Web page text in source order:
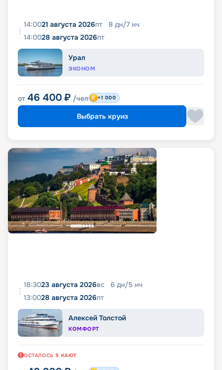
14:0021 августа 2026пт 8 дн/7 нч
14:0028 августа 2026пт
Урал
ЭКОНОМ
от 46 400 ₽ /чел +1 000
Выбрать круиз
18:3023 августа 2026вс 6 дн/5 нч
13:0028 августа 2026пт
Алексей Толстой
КОМФОРТ
ОСТАЛОСЬ 5 КАЮТ